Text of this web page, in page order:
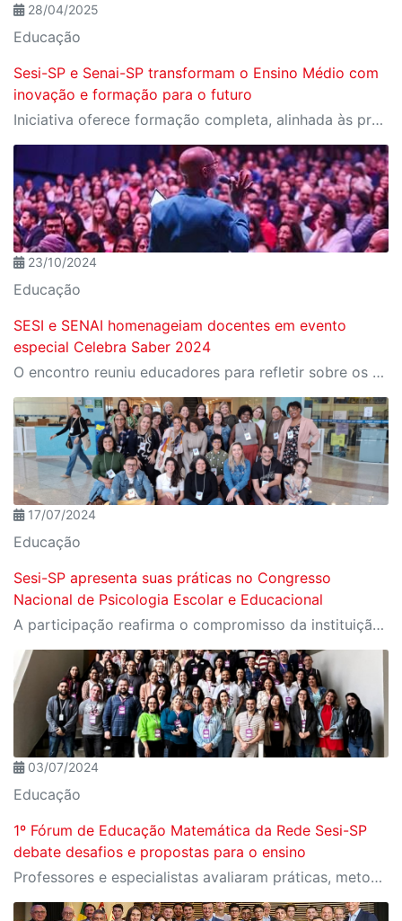
28/04/2025
Educação
Sesi-SP e Senai-SP transformam o Ensino Médio com
inovação e formação para o futuro
Iniciativa oferece formação completa, alinhada às profissões do futuro e aos desafios da nova indústria.
23/10/2024
Educação
SESI e SENAI homenageiam docentes em evento
especial Celebra Saber 2024
O encontro reuniu educadores para refletir sobre os desafios e as transformações da educação em tempos de inovação tecnológica
17/07/2024
Educação
Sesi-SP apresenta suas práticas no Congresso
Nacional de Psicologia Escolar e Educacional
A participação reafirma o compromisso da instituição com a área como uma ferramenta essencial para a transformação social
03/07/2024
Educação
1º Fórum de Educação Matemática da Rede Sesi-SP
debate desafios e propostas para o ensino
Professores e especialistas avaliaram práticas, metodologias e pesquisas atuais no ensino e aprendizagem da disciplina